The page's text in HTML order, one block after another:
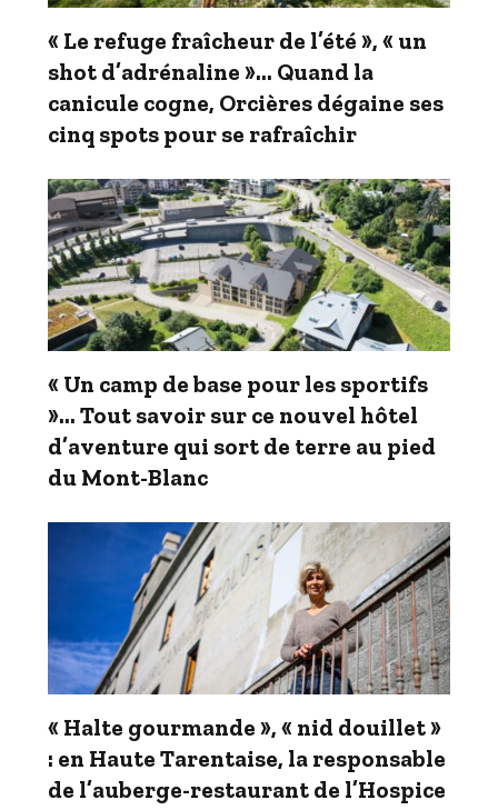
« Le refuge fraîcheur de l’été », « un
shot d’adrénaline »… Quand la
canicule cogne, Orcières dégaine ses
cinq spots pour se rafraîchir
« Un camp de base pour les sportifs
»… Tout savoir sur ce nouvel hôtel
d’aventure qui sort de terre au pied
du Mont-Blanc
« Halte gourmande », « nid douillet »
: en Haute Tarentaise, la responsable
de l’auberge-restaurant de l’Hospice